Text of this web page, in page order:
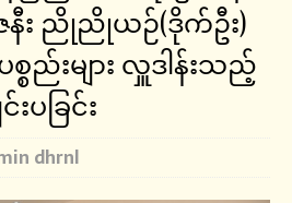
နီး ညိုညိုယဉ်(ဒိုက်ဦး)
စည်းများ လှူဒါန်းသည့်
ပခြင်း
dhrnl